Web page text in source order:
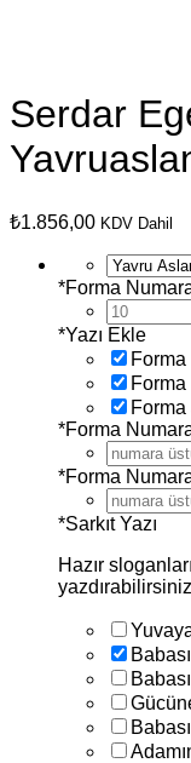
Serdar
₺1.856,00 KDV Dahil
*Forma
*Yazı Ekle
Forma
Forma
Forma
*Forma
*Forma
*Sarkıt Yazı
Hazır